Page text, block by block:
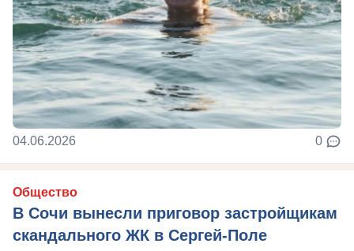
04.06.2026 0
Общество
В Сочи вынесли приговор застройщикам
скандального ЖК в Сергей-Поле